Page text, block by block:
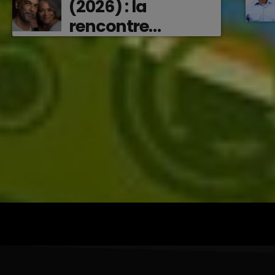
(2026) : la
rencontre
vibrante entre
Victor O et
Jocelyne Béroard